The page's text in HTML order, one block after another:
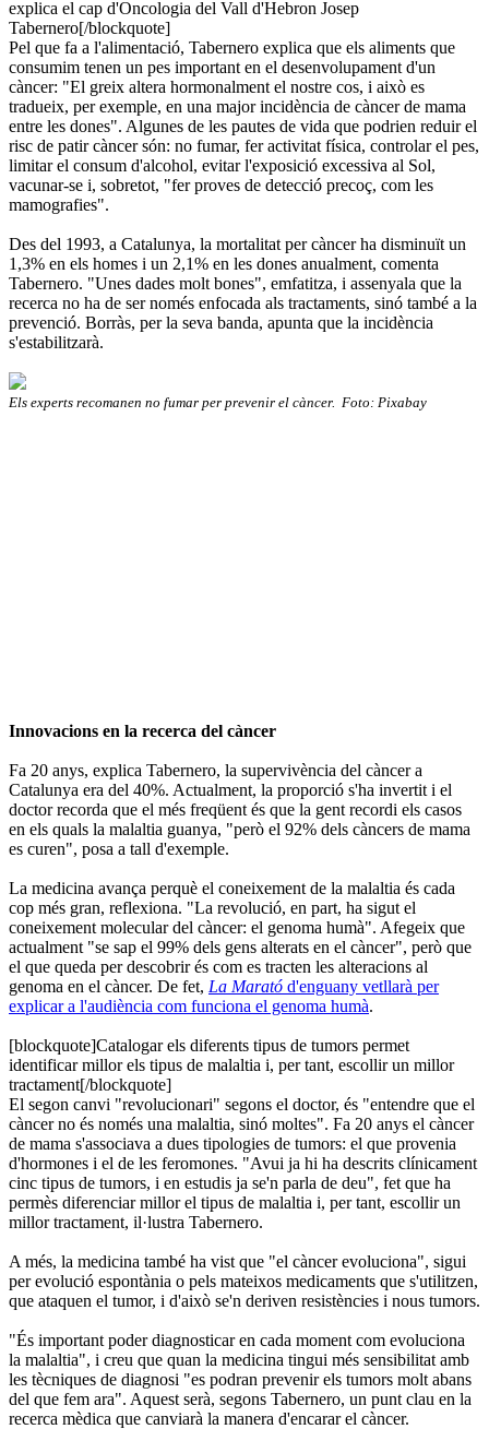
explica el cap d'Oncologia del Vall d'Hebron Josep
Tabernero[/blockquote]
Pel que fa a l'alimentació, Tabernero explica que els aliments que
consumim tenen un pes important en el desenvolupament d'un
càncer: "El greix altera hormonalment el nostre cos, i això es
tradueix, per exemple, en una major incidència de càncer de mama
entre les dones". Algunes de les pautes de vida que podrien reduir el
risc de patir càncer són: no fumar, fer activitat física, controlar el pes,
limitar el consum d'alcohol, evitar l'exposició excessiva al Sol,
vacunar-se i, sobretot, "fer proves de detecció precoç, com les
mamografies".
Des del 1993, a Catalunya, la mortalitat per càncer ha disminuït un
1,3% en els homes i un 2,1% en les dones anualment, comenta
Tabernero. "Unes dades molt bones", emfatitza, i assenyala que la
recerca no ha de ser només enfocada als tractaments, sinó també a la
prevenció. Borràs, per la seva banda, apunta que la incidència
s'estabilitzarà.
Els experts recomanen no fumar per prevenir el càncer. Foto: Pixabay
Innovacions en la recerca del càncer
Fa 20 anys, explica Tabernero, la supervivència del càncer a
Catalunya era del 40%. Actualment, la proporció s'ha invertit i el
doctor recorda que el més freqüent és que la gent recordi els casos
en els quals la malaltia guanya, "però el 92% dels càncers de mama
es curen", posa a tall d'exemple.
La medicina avança perquè el coneixement de la malaltia és cada
cop més gran, reflexiona. "La revolució, en part, ha sigut el
coneixement molecular del càncer: el genoma humà". Afegeix que
actualment "se sap el 99% dels gens alterats en el càncer", però que
el que queda per descobrir és com es tracten les alteracions al
genoma en el càncer. De fet, La Marató d'enguany vetllarà per
explicar a l'audiència com funciona el genoma humà.
[blockquote]Catalogar els diferents tipus de tumors permet
identificar millor els tipus de malaltia i, per tant, escollir un millor
tractament[/blockquote]
El segon canvi "revolucionari" segons el doctor, és "entendre que el
càncer no és només una malaltia, sinó moltes". Fa 20 anys el càncer
de mama s'associava a dues tipologies de tumors: el que provenia
d'hormones i el de les feromones. "Avui ja hi ha descrits clínicament
cinc tipus de tumors, i en estudis ja se'n parla de deu", fet que ha
permès diferenciar millor el tipus de malaltia i, per tant, escollir un
millor tractament, il·lustra Tabernero.
A més, la medicina també ha vist que "el càncer evoluciona", sigui
per evolució espontània o pels mateixos medicaments que s'utilitzen,
que ataquen el tumor, i d'això se'n deriven resistències i nous tumors.
"És important poder diagnosticar en cada moment com evoluciona
la malaltia", i creu que quan la medicina tingui més sensibilitat amb
les tècniques de diagnosi "es podran prevenir els tumors molt abans
del que fem ara". Aquest serà, segons Tabernero, un punt clau en la
recerca mèdica que canviarà la manera d'encarar el càncer.